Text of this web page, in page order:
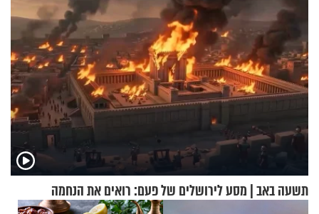
תשעה באב | מסע לירושלים של פעם: רואים את הנחמה